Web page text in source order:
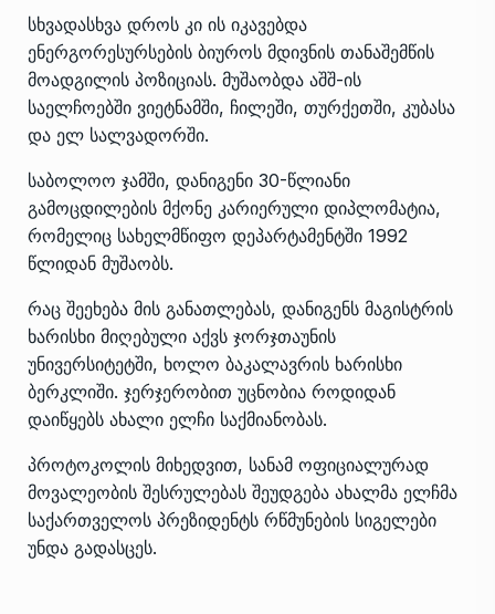
სხვადასხვა დროს კი ის იკავებდა
ენერგორესურსების ბიუროს მდივნის თანაშემწის
მოადგილის პოზიციას. მუშაობდა აშშ-ის
საელჩოებში ვიეტნამში, ჩილეში, თურქეთში, კუბასა
და ელ სალვადორში.
საბოლოო ჯამში, დანიგენი 30-წლიანი
გამოცდილების მქონე კარიერული დიპლომატია,
რომელიც სახელმწიფო დეპარტამენტში 1992
წლიდან მუშაობს.
რაც შეეხება მის განათლებას, დანიგენს მაგისტრის
ხარისხი მიღებული აქვს ჯორჯთაუნის
უნივერსიტეტში, ხოლო ბაკალავრის ხარისხი
ბერკლიში. ჯერჯერობით უცნობია როდიდან
დაიწყებს ახალი ელჩი საქმიანობას.
პროტოკოლის მიხედვით, სანამ ოფიციალურად
მოვალეობის შესრულებას შეუდგება ახალმა ელჩმა
საქართველოს პრეზიდენტს რწმუნების სიგელები
უნდა გადასცეს.